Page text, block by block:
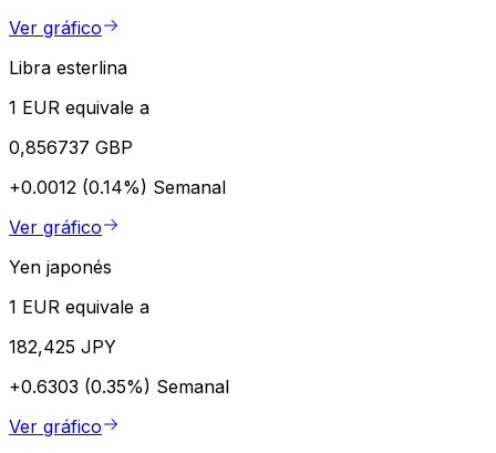
Ver gráfico
Libra esterlina
1 EUR equivale a
0,856737 GBP
+0.0012 (0.14%) Semanal
Ver gráfico
Yen japonés
1 EUR equivale a
182,425 JPY
+0.6303 (0.35%) Semanal
Ver gráfico